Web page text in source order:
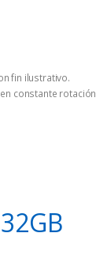
fin ilustrativo.
constante